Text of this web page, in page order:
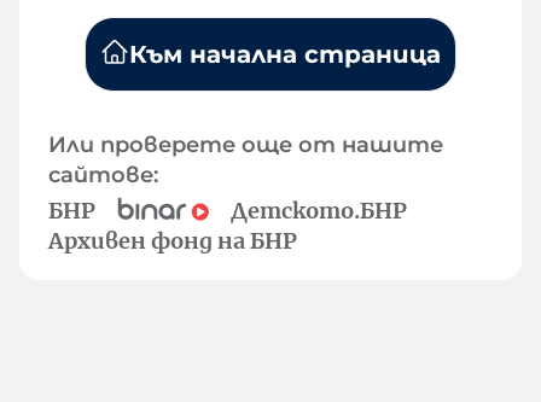
Към начална страница
Или проверете още от нашите
сайтове:
БНР
Детското.БНР
Архивен фонд на БНР